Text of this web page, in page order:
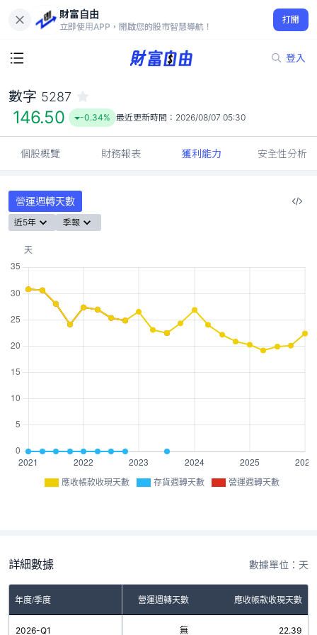
財富自由
立即使用APP，開啟您的股市智慧導航！
打開
登入
146.50
-0.34%
數字 5287
146.50 -0.34% 最近更新時間： 2026/08/07 05:30
個股概覽 財務報表 獲利能力 安全性分析
營運週轉天數
近5年 季報
應收帳款收現天數 存貨週轉天數 營運週轉天數
詳細數據 數據單位：天
年度/季度
存貨週轉天數 營運週轉天數 應收帳款收現天數
2026-Q1 無 22.39